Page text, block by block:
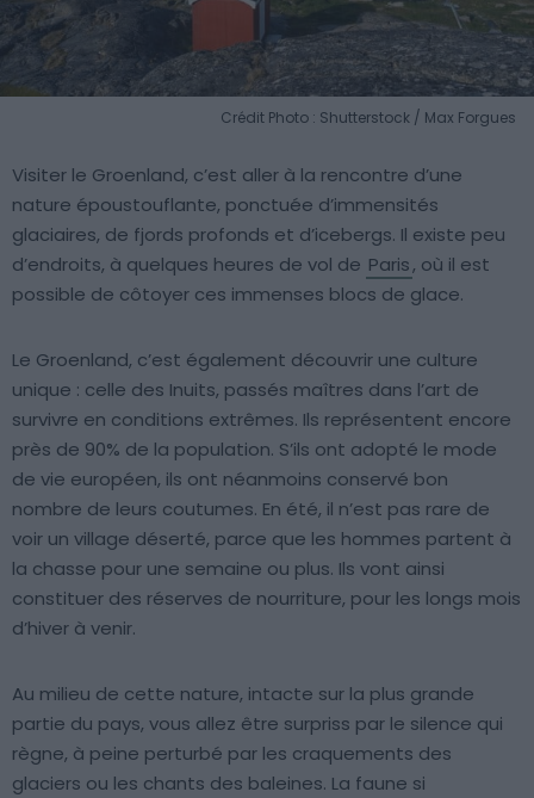
Crédit Photo : Shutterstock / Max Forgues
Visiter le Groenland, c’est aller à la rencontre d’une
nature époustouflante, ponctuée d’immensités
glaciaires, de fjords profonds et d’icebergs. Il existe peu
d’endroits, à quelques heures de vol de Paris, où il est
possible de côtoyer ces immenses blocs de glace.
Le Groenland, c’est également découvrir une culture
unique : celle des Inuits, passés maîtres dans l’art de
survivre en conditions extrêmes. Ils représentent encore
près de 90% de la population. S’ils ont adopté le mode
de vie européen, ils ont néanmoins conservé bon
nombre de leurs coutumes. En été, il n’est pas rare de
voir un village déserté, parce que les hommes partent à
la chasse pour une semaine ou plus. Ils vont ainsi
constituer des réserves de nourriture, pour les longs mois
d’hiver à venir.
Au milieu de cette nature, intacte sur la plus grande
partie du pays, vous allez être surpriss par le silence qui
règne, à peine perturbé par les craquements des
glaciers ou les chants des baleines. La faune si